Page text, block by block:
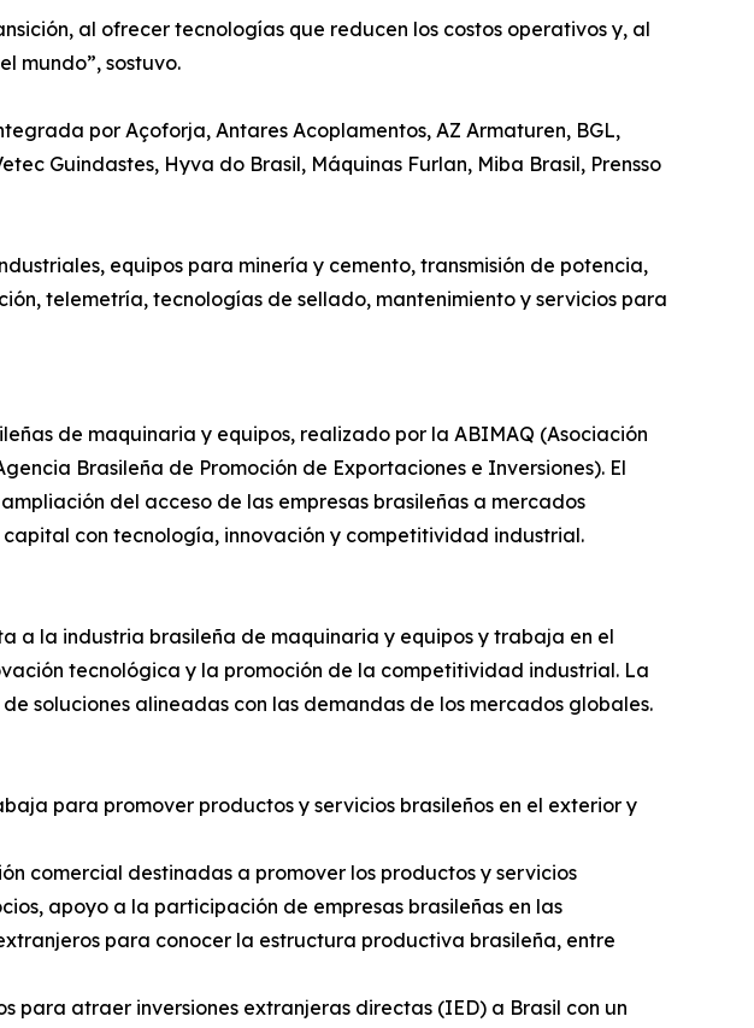
al ofrecer tecnologías que reducen los costos operativos y, al
mundo”, sostuvo.
por Açoforja, Antares Acoplamentos, AZ Armaturen, BGL,
Guindastes, Hyva do Brasil, Máquinas Furlan, Miba Brasil, Prensso
equipos para minería y cemento, transmisión de potencia,
telemetría, tecnologías de sellado, mantenimiento y servicios para
de maquinaria y equipos, realizado por la ABIMAQ (Asociación
Brasileña de Promoción de Exportaciones e Inversiones). El
del acceso de las empresas brasileñas a mercados
con tecnología, innovación y competitividad industrial.
a la industria brasileña de maquinaria y equipos y trabaja en el
tecnológica y la promoción de la competitividad industrial. La
soluciones alineadas con las demandas de los mercados globales.
para promover productos y servicios brasileños en el exterior y
comercial destinadas a promover los productos y servicios
apoyo a la participación de empresas brasileñas en las
para conocer la estructura productiva brasileña, entre
atraer inversiones extranjeras directas (IED) a Brasil con un